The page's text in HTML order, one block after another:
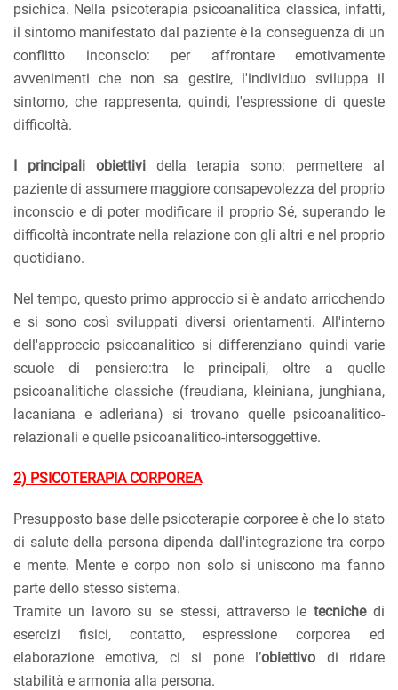
psichica. Nella psicoterapia psicoanalitica classica, infatti,
il sintomo manifestato dal paziente è la conseguenza di un
conflitto inconscio: per affrontare emotivamente
avvenimenti che non sa gestire, l'individuo sviluppa il
sintomo, che rappresenta, quindi, l'espressione di queste
difficoltà.
I principali obiettividella terapia sono: permettere al
paziente di assumere maggiore consapevolezza del proprio
inconscio e di poter modificare il proprio Sé, superando le
difficoltà incontrate nella relazione con gli altri e nel proprio
quotidiano.
Nel tempo, questo primo approccio si è andato arricchendo
e si sono così sviluppati diversi orientamenti. All'interno
dell'approccio psicoanalitico si differenziano quindi varie
scuole di pensiero:tra le principali, oltre a quelle
psicoanalitiche classiche (freudiana, kleiniana, junghiana,
lacaniana e adleriana) si trovano quelle psicoanalitico-
relazionali e quelle psicoanalitico-intersoggettive.
2) PSICOTERAPIA CORPOREA
Presupposto base delle psicoterapie corporee è che lo stato
di salute della persona dipenda dall'integrazione tra corpo
e mente. Mente e corpo non solo si uniscono ma fanno
parte dello stesso sistema.
Tramite un lavoro su se stessi, attraverso letecnichedi
esercizi fisici, contatto, espressione corporea ed
elaborazione emotiva, ci si pone l’obiettivo di ridare
stabilità e armonia alla persona.